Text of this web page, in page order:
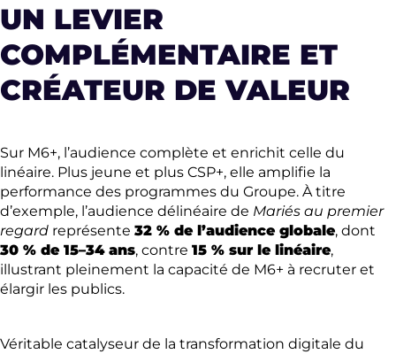
UN LEVIER
COMPLÉMENTAIRE ET
CRÉATEUR DE VALEUR
Sur M6+, l’audience complète et enrichit celle du
linéaire. Plus jeune et plus CSP+, elle amplifie la
performance des programmes du Groupe. À titre
d’exemple, l’audience délinéaire de Mariés au premier
regard représente 32 % de l’audience globale, dont
30 % de 15–34 ans, contre 15 % sur le linéaire,
illustrant pleinement la capacité de M6+ à recruter et
élargir les publics.
Véritable catalyseur de la transformation digitale du